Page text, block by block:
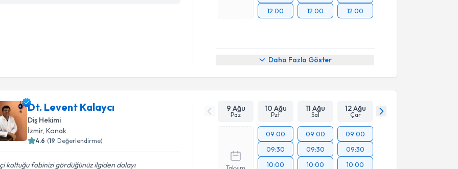
12:00
12:00
12:00
Daha Fazla Göster
Dt. Levent Kalaycı
Diş Hekimi
İzmir, Konak
4.6 (19 Değerlendirme)
koltuğu fobinizi gördüğünüz ilgiden dolayı
9 Ağu
Paz
10 Ağu
Pzt
11 Ağu
Sal
12 Ağu
Çar
09:00
09:30
10:00
09:00
09:30
10:00
09:00
09:30
10:00